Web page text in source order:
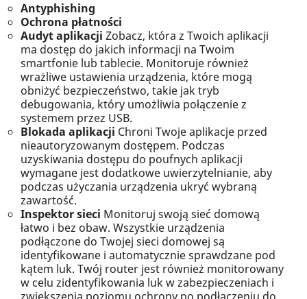
Antyphishing
Ochrona płatności
Audyt aplikacji Zobacz, która z Twoich aplikacji
ma dostęp do jakich informacji na Twoim
smartfonie lub tablecie. Monitoruje również
wrażliwe ustawienia urządzenia, które mogą
obniżyć bezpieczeństwo, takie jak tryb
debugowania, który umożliwia połączenie z
systemem przez USB.
Blokada aplikacji Chroni Twoje aplikacje przed
nieautoryzowanym dostępem. Podczas
uzyskiwania dostępu do poufnych aplikacji
wymagane jest dodatkowe uwierzytelnianie, aby
podczas użyczania urządzenia ukryć wybraną
zawartość.
Inspektor sieci Monitoruj swoją sieć domową
łatwo i bez obaw. Wszystkie urządzenia
podłączone do Twojej sieci domowej są
identyfikowane i automatycznie sprawdzane pod
kątem luk. Twój router jest również monitorowany
w celu zidentyfikowania luk w zabezpieczeniach i